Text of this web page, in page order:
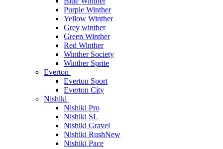
Purple Winther
Yellow Winther
Grey winther
Green Winther
Red Winther
Winther Society
Winther Sprite
Everton
Everton Sport
Everton City
Nishiki
Nishiki Pro
Nishiki SL
Nishiki Gravel
Nishiki RushNew
Nishiki Pace